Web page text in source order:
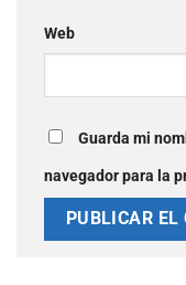
Web
Guarda mi
navegador para la